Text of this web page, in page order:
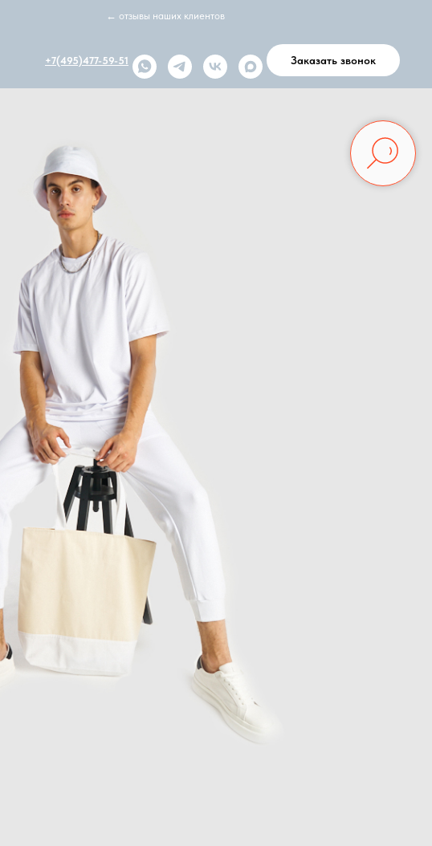
← отзывы наших клиентов
+7(495)477-59-51 Заказать звонок